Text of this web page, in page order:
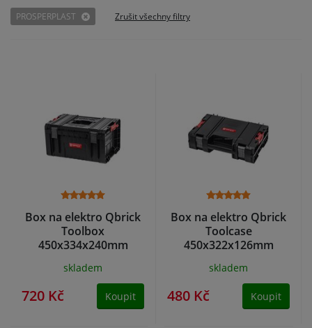
PROSPERPLAST Zrušit všechny filtry
Box na elektro Qbrick
Toolbox
450x334x240mm
skladem
720 Kč Koupit
Box na elektro Qbrick
Toolcase
450x322x126mm
skladem
480 Kč Koupit